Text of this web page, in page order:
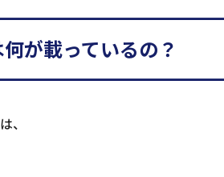
が載っているの？
、